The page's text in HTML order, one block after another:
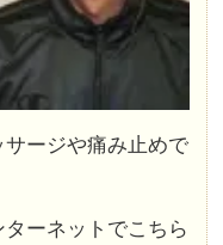
ージや痛み止めで
ーネットでこちら